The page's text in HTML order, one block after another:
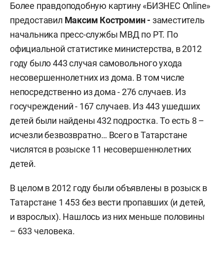
Более правдоподобную картину «БИЗНЕС Online»
предоставил Максим Костромин - заместитель
начальника пресс-службы МВД по РТ. По
официальной статистике министерства, в 2012
году было 443 случая самовольного ухода
несовершеннолетних из дома. В том числе
непосредственно из дома - 276 случаев. Из
госучреждений - 167 случаев. Из 443 ушедших
детей были найдены 432 подростка. То есть 8 –
исчезли безвозвратно… Всего в Татарстане
числятся в розыске 11 несовершеннолетних
детей.
В целом в 2012 году были объявлены в розыск в
Татарстане 1 453 без вести пропавших (и детей,
и взрослых). Нашлось из них меньше половины
– 633 человека.